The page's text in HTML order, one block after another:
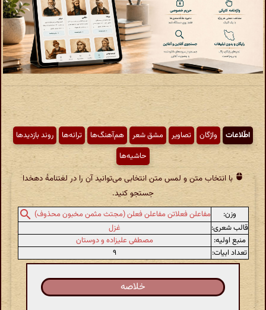
اطّلاعات واژگان تصاویر مشق شعر هم‌آهنگ‌ها ترانه‌ها
روند بازدیدها
حاشیه‌ها
با انتخاب متن و لمس متن انتخابی می‌توانید آن را در لغتنامهٔ دهخدا
جستجو کنید.
وزن:
مفاعلن فعلاتن مفاعلن فعلن (مجتث مثمن مخبون محذوف)
قالب شعری:
غزل
منبع اولیه:
مصطفی علیزاده و دوستان
تعداد ابیات:
۹
خلاصه